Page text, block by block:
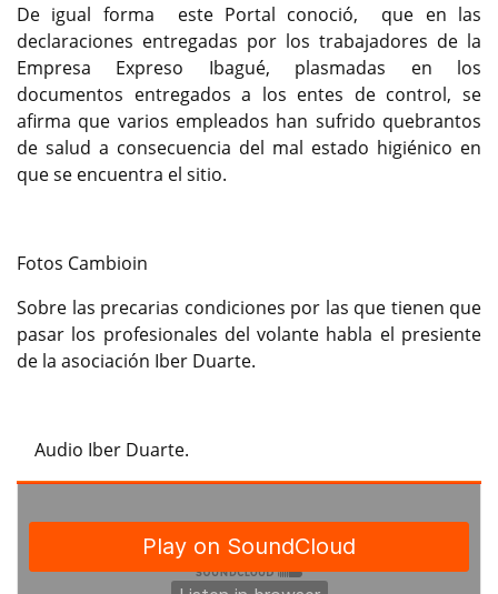
De igual forma este Portal conoció, que en las
declaraciones entregadas por los trabajadores de la
Empresa Expreso Ibagué, plasmadas en los
documentos entregados a los entes de control, se
afirma que varios empleados han sufrido quebrantos
de salud a consecuencia del mal estado higiénico en
que se encuentra el sitio.
Fotos Cambioin
Sobre las precarias condiciones por las que tienen que
pasar los profesionales del volante habla el presiente
de la asociación Iber Duarte.
Audio Iber Duarte.